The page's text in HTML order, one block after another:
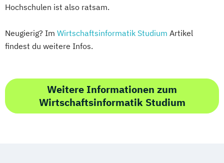
Hochschulen ist also ratsam.
Neugierig? Im Wirtschaftsinformatik Studium Artikel
findest du weitere Infos.
Weitere Informationen zum
Wirtschaftsinformatik Studium